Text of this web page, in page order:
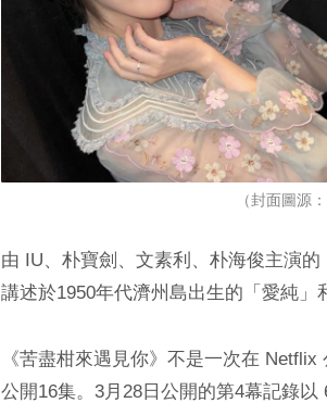
（封面圖源
由 IU、朴寶劍、文素利、朴海俊主演
講述於1950年代濟州島出生的「愛純」
《苦盡柑來遇見你》不是一次在
公開16集。3月28日公開的第4幕記錄